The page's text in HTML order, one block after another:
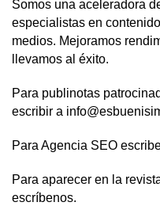
Somos una aceleradora
especialistas en
medios. Mejoramos
llevamos al éxito.
Para publinotas
escribir a
Para Agencia SEO
Para aparecer en la
escríbenos.